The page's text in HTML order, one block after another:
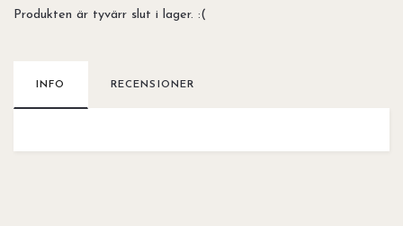
Produkten är tyvärr slut i lager. :(
INFO RECENSIONER